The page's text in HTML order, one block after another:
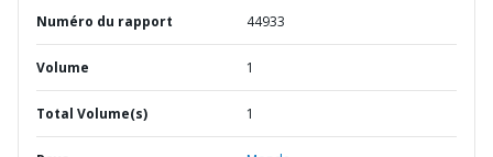
Numéro du rapport 44933
Volume 1
Total Volume(s) 1